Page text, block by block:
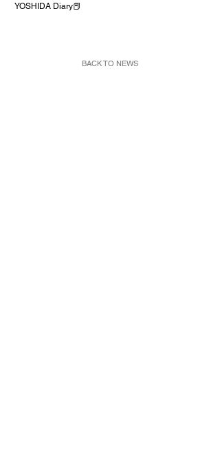
YOSHIDA Diary📕
BACK TO NEWS